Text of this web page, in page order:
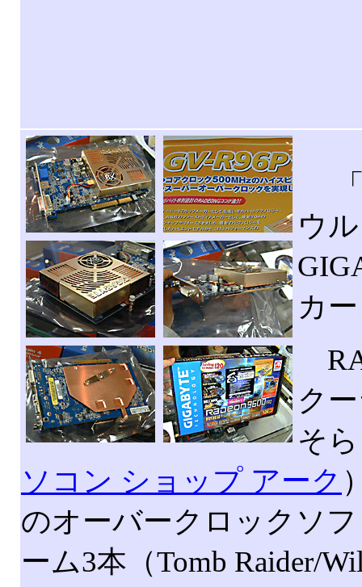
「
ウ
カ
ク
そ
ソコン ショップ アーク
のオーバークロックソ
ーム3本（Tomb Raider/